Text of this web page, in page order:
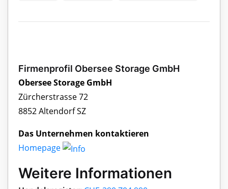
Firmenprofil Obersee Storage GmbH
Obersee Storage GmbH
Zürcherstrasse 72
8852 Altendorf SZ
Das Unternehmen kontaktieren
Homepage
Weitere Informationen